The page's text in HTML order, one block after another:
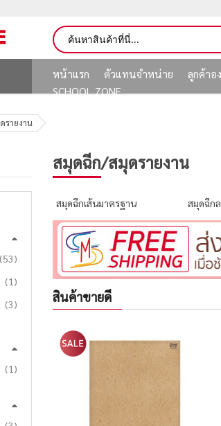
หน้าแรก ตัวแทนจำหน่าย ลูกค้าอ
SCHOOL ZONE
รายงาน
สมุดฉีก/สมุดรายงาน
สมุดฉีกเส้นมาตรฐาน สมุดฉีก
สินค้าขายดี
53รายการ
1 ชิ้น
3รายการ
8รายการ
1 ชิ้น